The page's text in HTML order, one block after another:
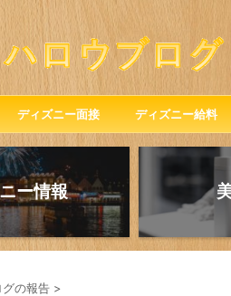
ディズニー面接 ディズニー給料
ー情報
グの報告 >